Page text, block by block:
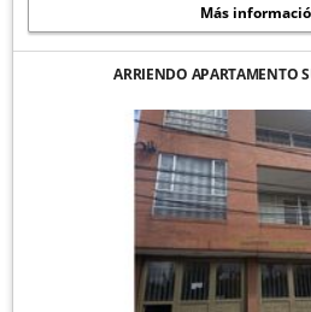
Más
ARRIENDO APARTAMENTO